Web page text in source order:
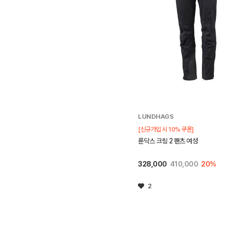
LUNDHAGS
[신규가입 시 10% 쿠폰]
룬닥스 크링 2 팬츠 여성
328,000 410,000 20%
2